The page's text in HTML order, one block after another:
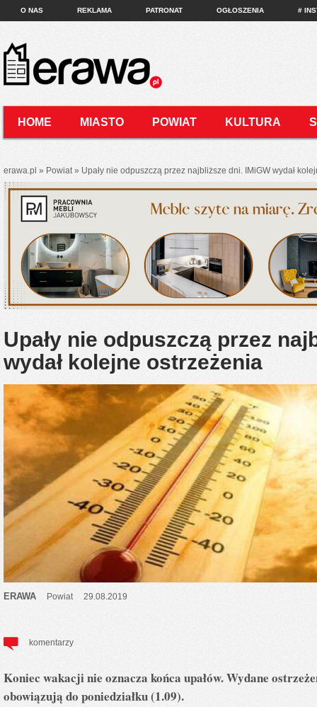
O NAS REKLAMA PATRONAT OGŁOSZENIA #
HOME MIASTO POWIAT KULTURA
erawa.pl » Powiat » Upały nie odpuszczą przez najbliższe dni. IMiGW wydał
Upały nie odpuszczą przez
wydał kolejne ostrzeżenia
ERAWA Powiat 29.08.2019
komentarzy
Koniec wakacji nie oznacza końca upałów. Wydane
obowiązują do poniedziałku (1.09).